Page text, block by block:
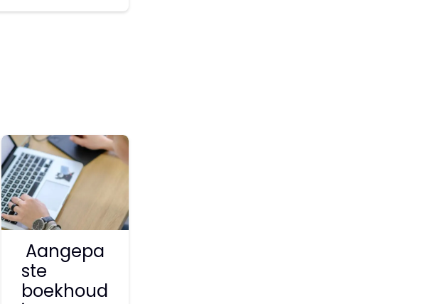
Aangepa
ste
boekhoud